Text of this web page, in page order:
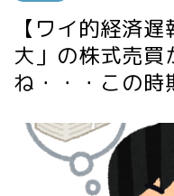
【ワイ的経済
大」の株式売買
ね・・・この時